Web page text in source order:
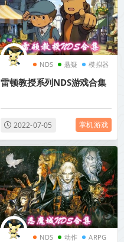
NDS 悬疑 模拟器
雷顿教授系列NDS游戏合集
2022-07-05 掌机游戏
NDS 动作 ARPG